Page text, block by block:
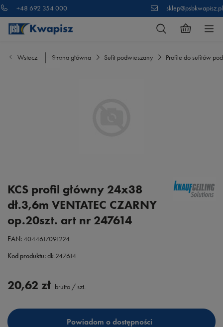
+48 692 354 000 sklep@psbkwapisz.pl
Wstecz Strona główna Sufit podwieszany Profile do sufitów
KCS profil główny 24x38
dł.3,6m VENTATEC CZARNY
op.20szt. art nr 247614
EAN:4044617091224
Kod produktu:dk.247614
20,62 zł brutto / szt.
Powiadom o dostępności